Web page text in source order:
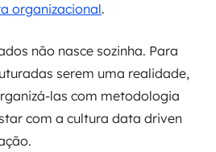
organizacional.
não nasce sozinha. Para
serem uma realidade,
las com metodologia
com a cultura data driven